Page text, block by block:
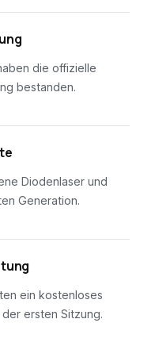
die offizielle
bestanden.
Diodenlaser und
Generation.
ein kostenloses
ersten Sitzung.